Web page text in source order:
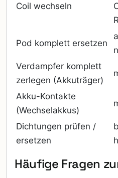
Coil wechseln
Pod komplett ersetzen
Verdampfer komplett
zerlegen (Akkuträger)
Akku-Kontakte
(Wechselakkus)
Dichtungen prüfen /
ersetzen
Häufige Fragen